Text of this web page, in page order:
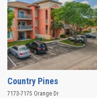
Country Pines
7173-7175 Orange Dr